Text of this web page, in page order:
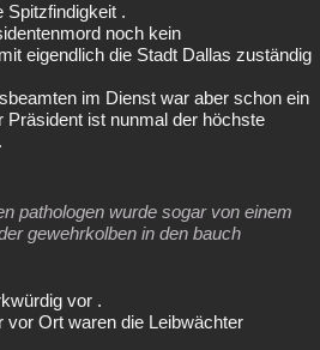
Spitzfindigkeit .
noch kein
eigendlich die Stadt Dallas zuständig
im Dienst war aber schon ein
Präsident ist nunmal der höchste
pathologen wurde sogar von einem
gewehrkolben in den bauch
vor .
Ort waren die Leibwächter